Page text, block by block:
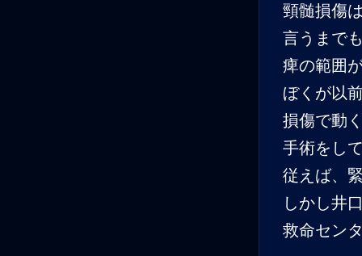
頸髄損傷
言うまで
痺の範囲
ぼくが以
損傷で動
手術をし
従えば、
しかし井
救命セン